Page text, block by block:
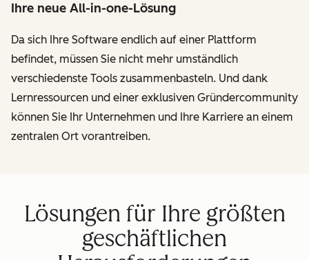
Ihre neue All-in-one-Lösung
Da sich Ihre Software endlich auf einer Plattform
befindet, müssen Sie nicht mehr umständlich
verschiedenste Tools zusammenbasteln. Und dank
Lernressourcen und einer exklusiven Gründercommunity
können Sie Ihr Unternehmen und Ihre Karriere an einem
zentralen Ort vorantreiben.
Lösungen für Ihre größten
geschäftlichen